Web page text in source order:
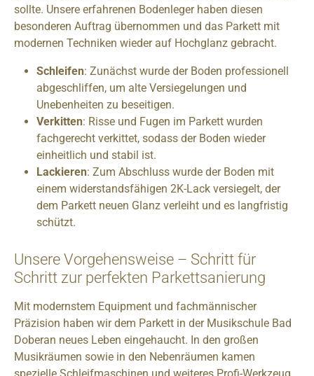
sollte. Unsere erfahrenen Bodenleger haben diesen
besonderen Auftrag übernommen und das Parkett mit
modernen Techniken wieder auf Hochglanz gebracht.
Schleifen: Zunächst wurde der Boden professionell
abgeschliffen, um alte Versiegelungen und
Unebenheiten zu beseitigen.
Verkitten: Risse und Fugen im Parkett wurden
fachgerecht verkittet, sodass der Boden wieder
einheitlich und stabil ist.
Lackieren: Zum Abschluss wurde der Boden mit
einem widerstandsfähigen 2K-Lack versiegelt, der
dem Parkett neuen Glanz verleiht und es langfristig
schützt.
Unsere Vorgehensweise – Schritt für
Schritt zur perfekten Parkettsanierung
Mit modernstem Equipment und fachmännischer
Präzision haben wir dem Parkett in der Musikschule Bad
Doberan neues Leben eingehaucht. In den großen
Musikräumen sowie in den Nebenräumen kamen